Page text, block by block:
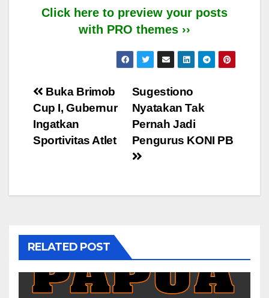
Click here to preview your posts
with PRO themes ››
Post
navigation
Sugestiono
Nyatakan Tak
Pernah Jadi
Pengurus KONI PB
Buka Brimob
Cup I, Gubernur
Ingatkan
Sportivitas Atlet
RELATED POST